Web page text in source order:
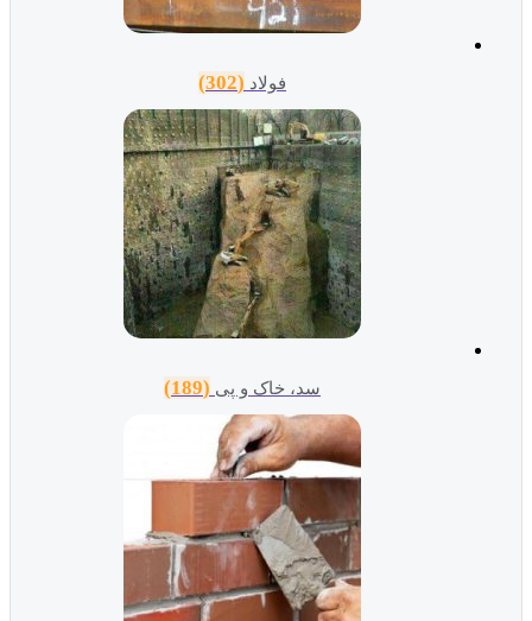
سد، خاک و پی(189)